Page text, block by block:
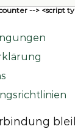
--> <script